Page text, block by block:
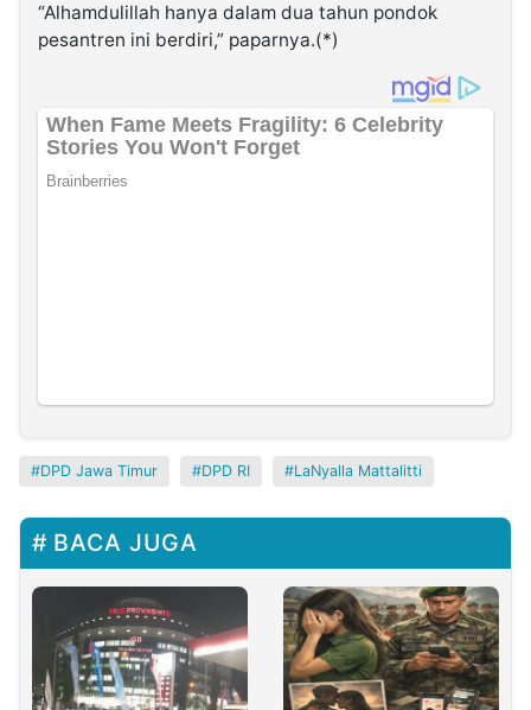
“Alhamdulillah hanya dalam dua tahun pondok
pesantren ini berdiri,” paparnya.(*)
DPD Jawa Timur DPD RI LaNyalla Mattalitti
BACA JUGA